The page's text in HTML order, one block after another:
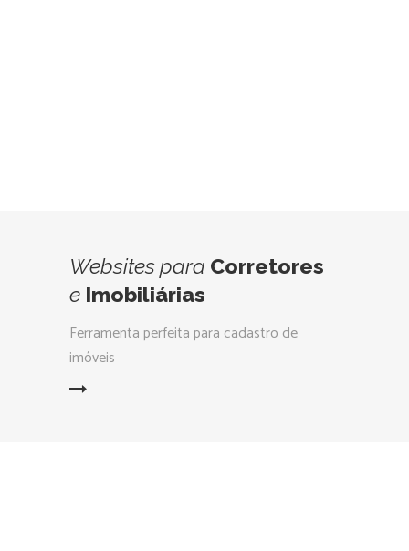
Websitespara Corretores
e Imobiliárias
Ferramenta perfeita para cadastro de
imóveis
LEIA MAIS